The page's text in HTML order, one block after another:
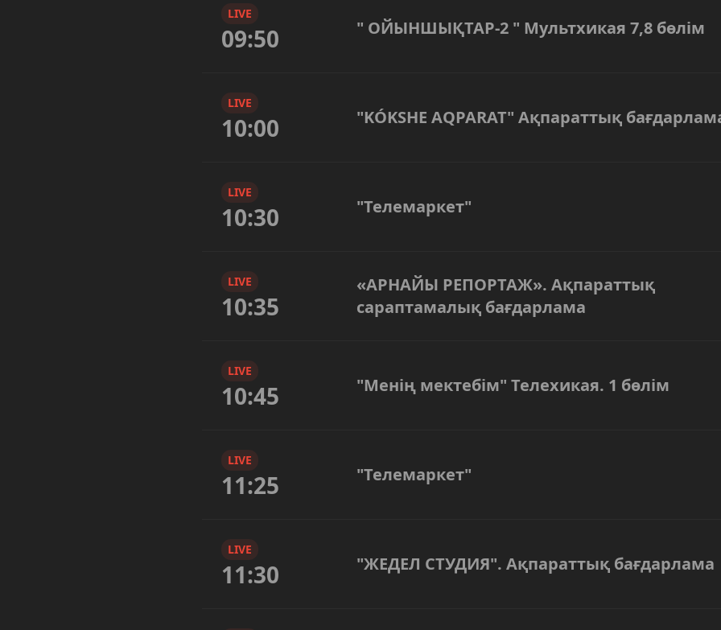
LIVE
09:50 " ОЙЫНШЫҚТАР-2 " Мультхикая 7,8 бөлім
LIVE
10:00 "KÓKSHE AQPARAT" Ақпараттық
LIVE
10:30 "Телемаркет"
LIVE
10:35
«АРНАЙЫ РЕПОРТАЖ». Ақпараттық
сараптамалық бағдарлама
LIVE
10:45 "Менің мектебім" Телехикая. 1 бөлім
LIVE
11:25 "Телемаркет"
LIVE
11:30 "ЖЕДЕЛ СТУДИЯ". Ақпараттық бағдарлама